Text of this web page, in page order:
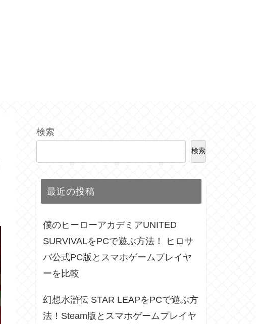
検索
検索
最近の投稿
僕のヒーローアカデミアUNITED
SURVIVALをPCで遊ぶ方法！ ヒロサ
バ公式PC版とスマホゲームプレイヤ
ーを比較
幻想水滸伝 STAR LEAPをPCで遊ぶ方
法！Steam版とスマホゲームプレイヤ